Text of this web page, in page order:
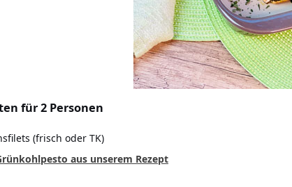
für 2 Personen
(frisch oder TK)
aus unserem Rezept